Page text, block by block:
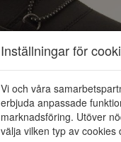
Inställningar för
Vi och våra
erbjuda anpassade
marknadsföring. Utöver
välja vilken typ av cookies